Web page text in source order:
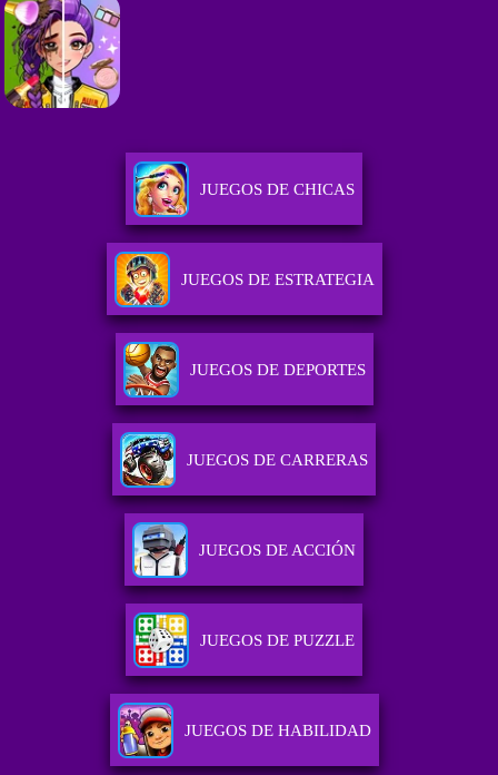
JUEGOS DE CHICAS
JUEGOS DE ESTRATEGIA
JUEGOS DE DEPORTES
JUEGOS DE CARRERAS
JUEGOS DE ACCIÓN
JUEGOS DE PUZZLE
JUEGOS DE HABILIDAD